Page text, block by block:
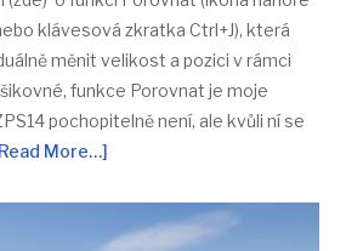
klávesová zkratka Ctrl+J), která
měnit velikost a pozici v rámci
funkce Porovnat je moje
pochopitelně není, ale kvůli ní se
More…]